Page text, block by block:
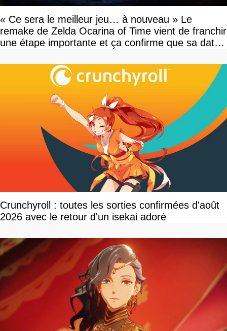
« Ce sera le meilleur jeu… à nouveau » Le
remake de Zelda Ocarina of Time vient de franchir
une étape importante et ça confirme que sa date
Crunchyroll : toutes les sorties confirmées d'août
2026 avec le retour d'un isekai adoré